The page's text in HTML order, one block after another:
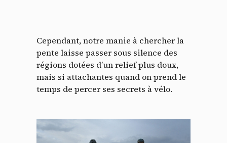
Cependant, notre manie à chercher la
pente laisse passer sous silence des
régions dotées d’un relief plus doux,
mais si attachantes quand on prend le
temps de percer ses secrets à vélo.